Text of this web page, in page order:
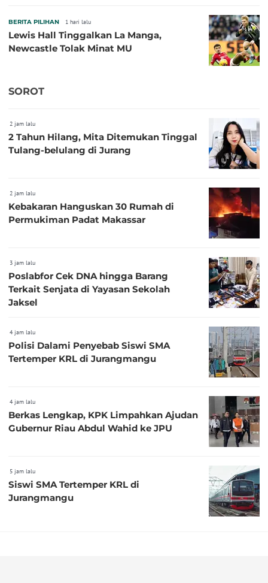
BERITA PILIHAN 1 hari lalu
Lewis Hall Tinggalkan La Manga,
Newcastle Tolak Minat MU
SOROT
2 jam lalu
2 Tahun Hilang, Mita Ditemukan Tinggal
Tulang-belulang di Jurang
2 jam lalu
Kebakaran Hanguskan 30 Rumah di
Permukiman Padat Makassar
3 jam lalu
Poslabfor Cek DNA hingga Barang
Terkait Senjata di Yayasan Sekolah
Jaksel
4 jam lalu
Polisi Dalami Penyebab Siswi SMA
Tertemper KRL di Jurangmangu
4 jam lalu
Berkas Lengkap, KPK Limpahkan Ajudan
Gubernur Riau Abdul Wahid ke JPU
5 jam lalu
Siswi SMA Tertemper KRL di
Jurangmangu